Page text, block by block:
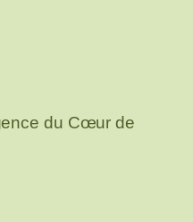
du Cœur de